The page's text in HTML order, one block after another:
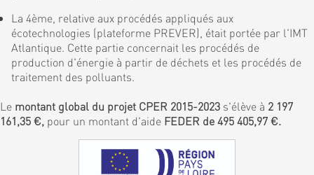
La 4ème, relative aux procédés appliqués aux
écotechnologies (plateforme PREVER), était portée par l'IMT
Atlantique. Cette partie concernait les procédés de
production d'énergie à partir de déchets et les procédés de
traitement des polluants.
Le montant global du projet CPER 2015-2023 s'élève à 2 197
161,35 €, pour un montant d'aide FEDER de 495 405,97 €.